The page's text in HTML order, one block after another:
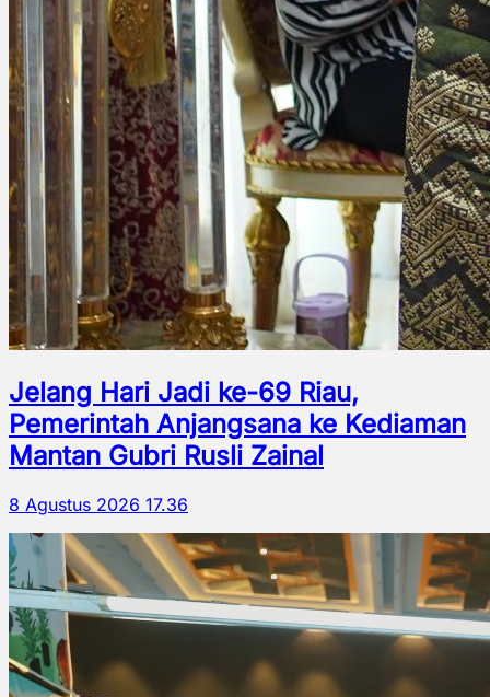
Jelang Hari Jadi ke-69 Riau,
Pemerintah Anjangsana ke Kediaman
Mantan Gubri Rusli Zainal
8 Agustus 2026 17.36